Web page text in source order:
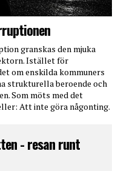
granskas den mjuka
Istället för
om enskilda kommuners
strukturella beroende och
Som möts med det
Att inte göra någonting.
- resan runt